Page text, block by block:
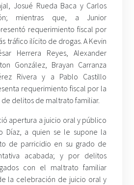
Josué Rueda Baca y Carlos
mientras que, a Junior
requerimiento fiscal por
tráfico ilícito de drogas. A Kevin
Herrera Reyes, Alexander
González, Brayan Carranza
Rivera y a Pablo Castillo
requerimiento fiscal por la
delitos de maltrato familiar.
apertura a juicio oral y público
Díaz, a quien se le supone la
de parricidio en su grado de
acabada; y por delitos
con el maltrato familiar
la celebración de juicio oral y